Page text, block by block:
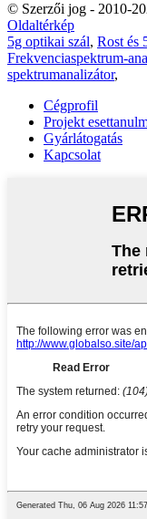
© Szerzői jog - 2010-
Oldaltérkép
5g optikai szál, Rost és
Frekvenciaspektrum-
spektrumanalizátor,
Cégprofil
Projekt
Gyárlátogatás
Kapcsolat